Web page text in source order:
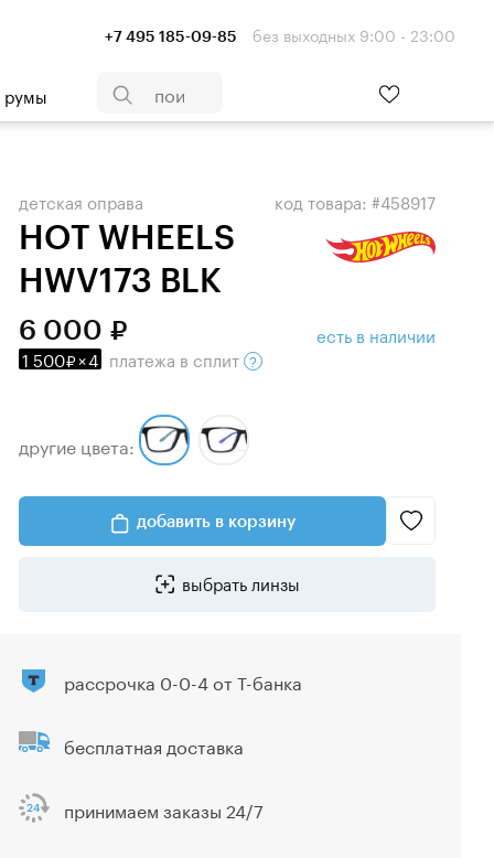
+7 495 185-09-85 без выходных 9:00 - 23:00
румы
детская оправа
HOT WHEELS
HWV173 BLK
код товара: #458917
6 000
1 500 ×4 платежа в сплит
есть в наличии
другие цвета:
добавить в корзину
выбрать линзы
рассрочка 0-0-4 от Т-банка
бесплатная доставка
принимаем заказы 24/7